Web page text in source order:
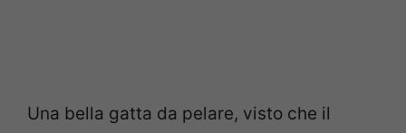
Una bella gatta da pelare, visto che il